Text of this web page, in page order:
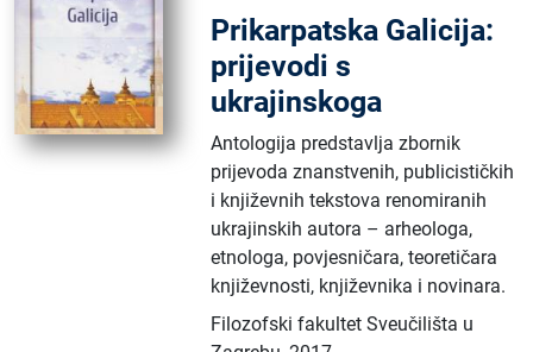
Prikarpatska Galicija:
prijevodi s
ukrajinskoga
Antologija predstavlja zbornik
prijevoda znanstvenih, publicističkih
i književnih tekstova renomiranih
ukrajinskih autora – arheologa,
etnologa, povjesničara, teoretičara
književnosti, književnika i novinara.
Filozofski fakultet Sveučilišta u